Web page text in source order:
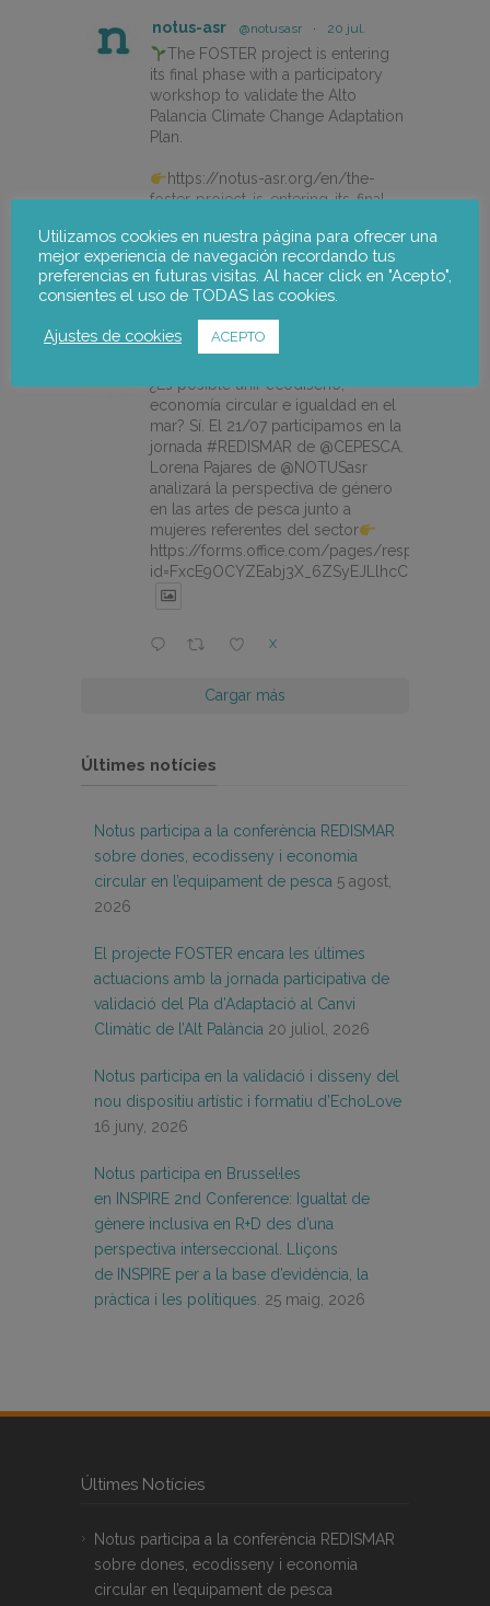
notus-asr @notusasr · 20 jul.
The FOSTER project is entering
its final phase with a participatory
workshop to validate the Alto
Palancia Climate Change Adaptation
Plan.
https://notus-asr.org/en/the-
foster-project-is-entering-its-final-
X
notus-asr
¿Es posible unir ecodiseño,
economía circular e igualdad en el
mar? Sí. El 21/07 participamos en la
jornada #REDISMAR de @CEPESCA.
Lorena Pajares de @NOTUSasr
analizará la perspectiva de género
en las artes de pesca junto a
mujeres referentes del sector
https://forms.office.com/pages/
X
Cargar más
Últimes notícies
Notus participa a la conferència REDISMAR
sobre dones, ecodisseny i economia
circular en l’equipament de pesca 5 agost,
2026
El projecte FOSTER encara les últimes
actuacions amb la jornada participativa de
validació del Pla d’Adaptació al Canvi
Climàtic de l’Alt Palància 20 juliol, 2026
Notus participa en la validació i disseny del
nou dispositiu artístic i formatiu d’EchoLove
16 juny, 2026
Notus participa en Brussel·les
en INSPIRE 2nd Conference: Igualtat de
gènere inclusiva en R+D des d’una
perspectiva interseccional. Lliçons
de INSPIRE per a la base d’evidència, la
pràctica i les polítiques. 25 maig, 2026
Últimes Notícies
Notus participa a la conferència REDISMAR
sobre dones, ecodisseny i economia
circular en l’equipament de pesca
Utilizamos cookies en nuestra página para ofrecer una
mejor experiencia de navegación recordando tus
preferencias en futuras visitas. Al hacer click en "Acepto",
consientes el uso de TODAS las cookies.
Ajustes de cookies ACEPTO